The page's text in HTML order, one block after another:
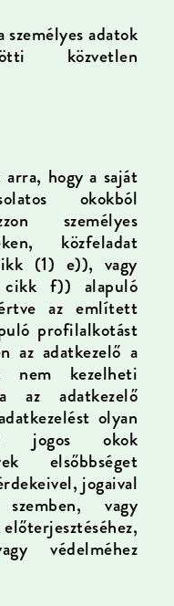
adatok
közvetlen
hogy a saját
okokból
személyes
közfeladat
(1) e)), vagy
f)) alapuló
az említett
profilalkotást
az adatkezelő a
nem kezelheti
az adatkezelő
olyan
jogos okok
elsőbbséget
jogaival
szemben, vagy
védelméhez